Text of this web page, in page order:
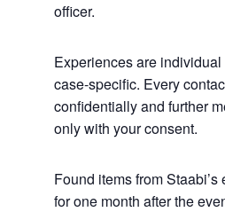
officer.
Experiences are
case-specific. Every
confidentially and further
only with your consent.
Found items from Staabi’s
for one month after the